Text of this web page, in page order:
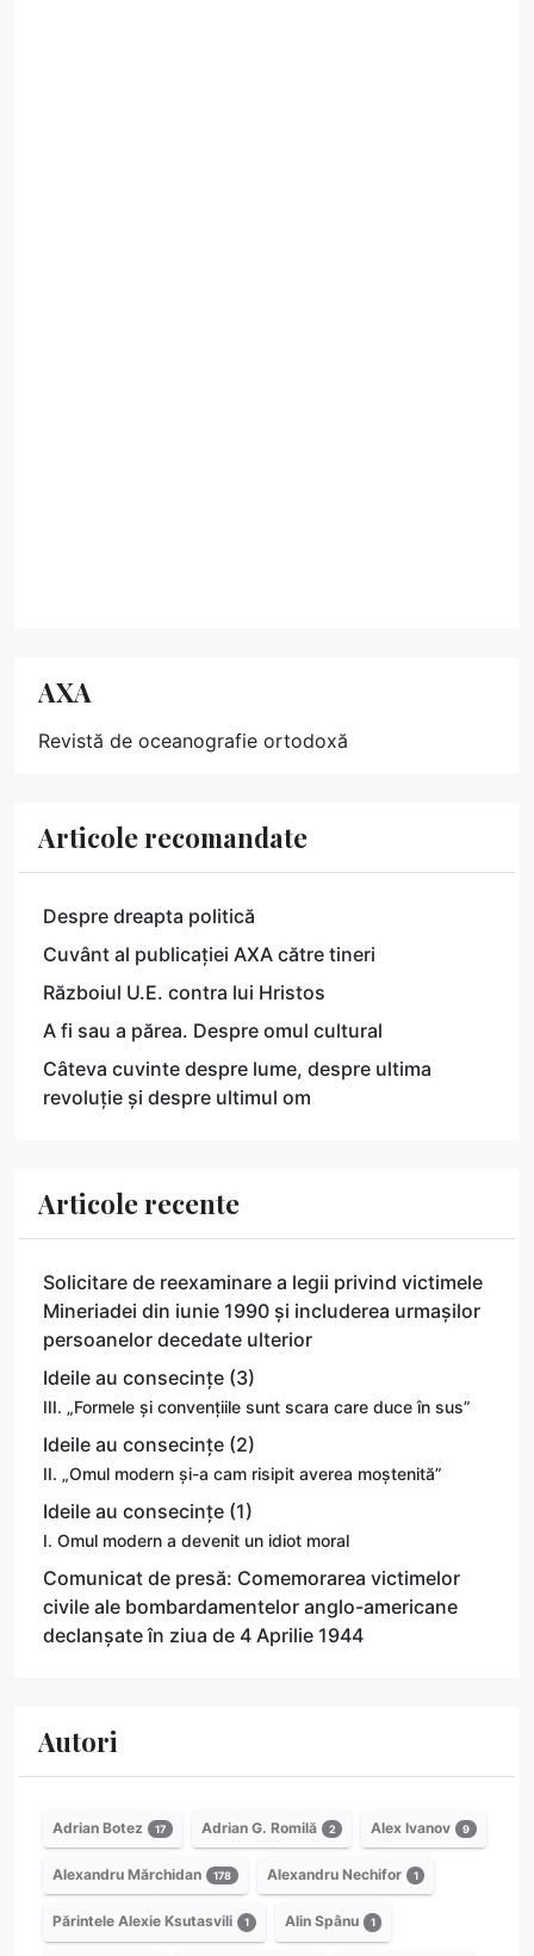
AXA
Revistă de oceanografie ortodoxă
Articole recomandate
Despre dreapta politică
Cuvânt al publicației AXA către tineri
Războiul U.E. contra lui Hristos
A fi sau a părea. Despre omul cultural
Câteva cuvinte despre lume, despre ultima
revoluție și despre ultimul om
Articole recente
Solicitare de reexaminare a legii privind victimele
Mineriadei din iunie 1990 și includerea urmașilor
persoanelor decedate ulterior
Ideile au consecințe (3)
III. „Formele și convențiile sunt scara care duce în sus”
Ideile au consecințe (2)
II. „Omul modern și-a cam risipit averea moștenită”
Ideile au consecințe (1)
I. Omul modern a devenit un idiot moral
Comunicat de presă: Comemorarea victimelor
civile ale bombardamentelor anglo-americane
declanșate în ziua de 4 Aprilie 1944
Autori
Adrian Botez 17 Adrian G. Romilă 2 Alex Ivanov 9
Alexandru Mărchidan 178 Alexandru Nechifor 1
Părintele Alexie Ksutasvili 1 Alin Spânu 1